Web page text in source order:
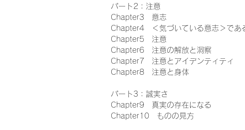
パート2：注意
Chapter3 意志
Chapter4 ＜気づいている意志＞であ
Chapter5 注意
Chapter6 注意の解放と洞察
Chapter7 注意とアイデンティティ
Chapter8 注意と身体
パート3：誠実さ
Chapter9 真実の存在になる
Chapter10 ものの見方